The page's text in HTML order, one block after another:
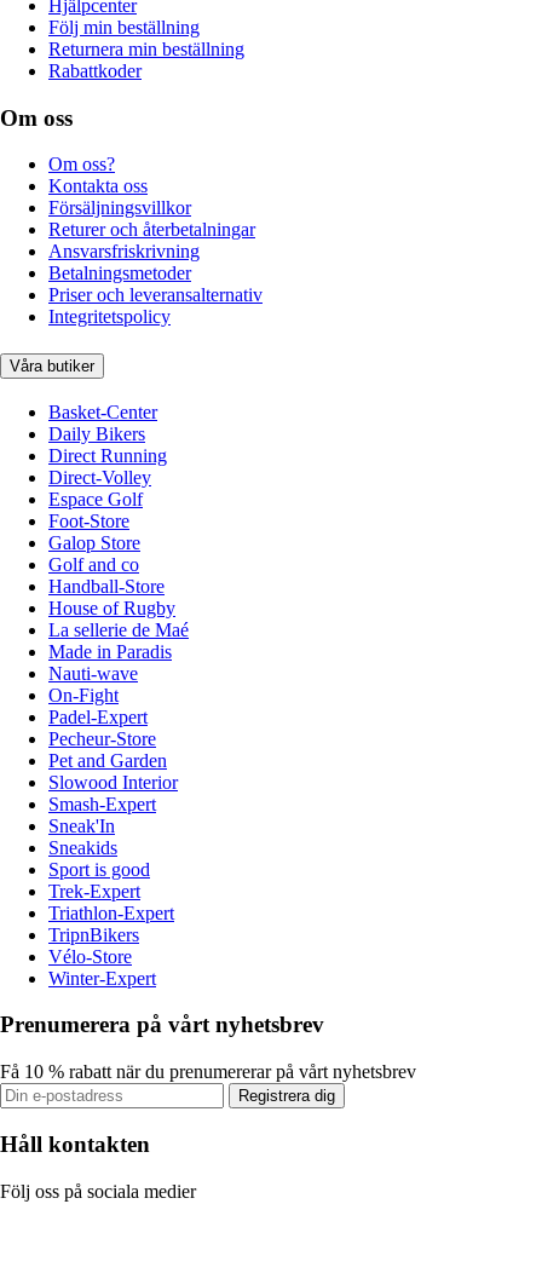
Hjälpcenter
Följ min beställning
Returnera min beställning
Rabattkoder
Om oss
Om oss?
Kontakta oss
Försäljningsvillkor
Returer och återbetalningar
Ansvarsfriskrivning
Betalningsmetoder
Priser och leveransalternativ
Integritetspolicy
Våra butiker
Basket-Center
Daily Bikers
Direct Running
Direct-Volley
Espace Golf
Foot-Store
Galop Store
Golf and co
Handball-Store
House of Rugby
La sellerie de Maé
Made in Paradis
Nauti-wave
On-Fight
Padel-Expert
Pecheur-Store
Pet and Garden
Slowood Interior
Smash-Expert
Sneak'In
Sneakids
Sport is good
Trek-Expert
Triathlon-Expert
TripnBikers
Vélo-Store
Winter-Expert
Prenumerera på vårt nyhetsbrev
Få 10 % rabatt när du prenumererar på vårt nyhetsbrev
Registrera dig
Håll kontakten
Följ oss på sociala medier